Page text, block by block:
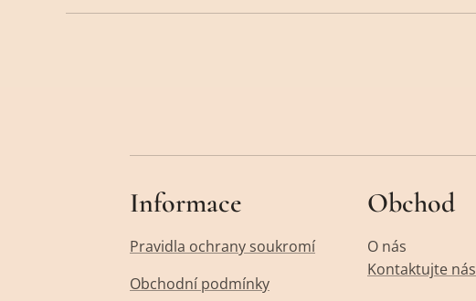
Informace
Pravidla ochrany soukromí
Obchodní podmínky
Obchod
O nás
Kontaktujte nás